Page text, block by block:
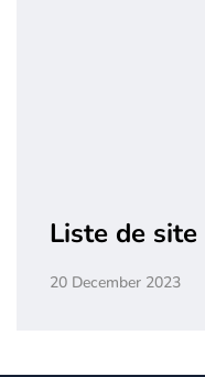
Liste de site
20 December 2023